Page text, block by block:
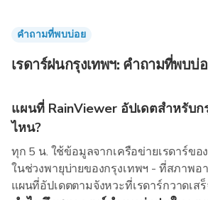
คำถามที่พบบ่อย
เรดาร์ฝนกรุงเทพฯ: คำถามที่พบบ่
แผนที่ RainViewer อัปเดตสำหรับก
ไหน?
ทุก 5 น. ใช้ข้อมูลจากเครือข่ายเรดาร์ข
ในช่วงพายุบ่ายของกรุงเทพฯ - ที่สภาพอ
แผนที่อัปเดตตามจังหวะที่เรดาร์กวาดเส